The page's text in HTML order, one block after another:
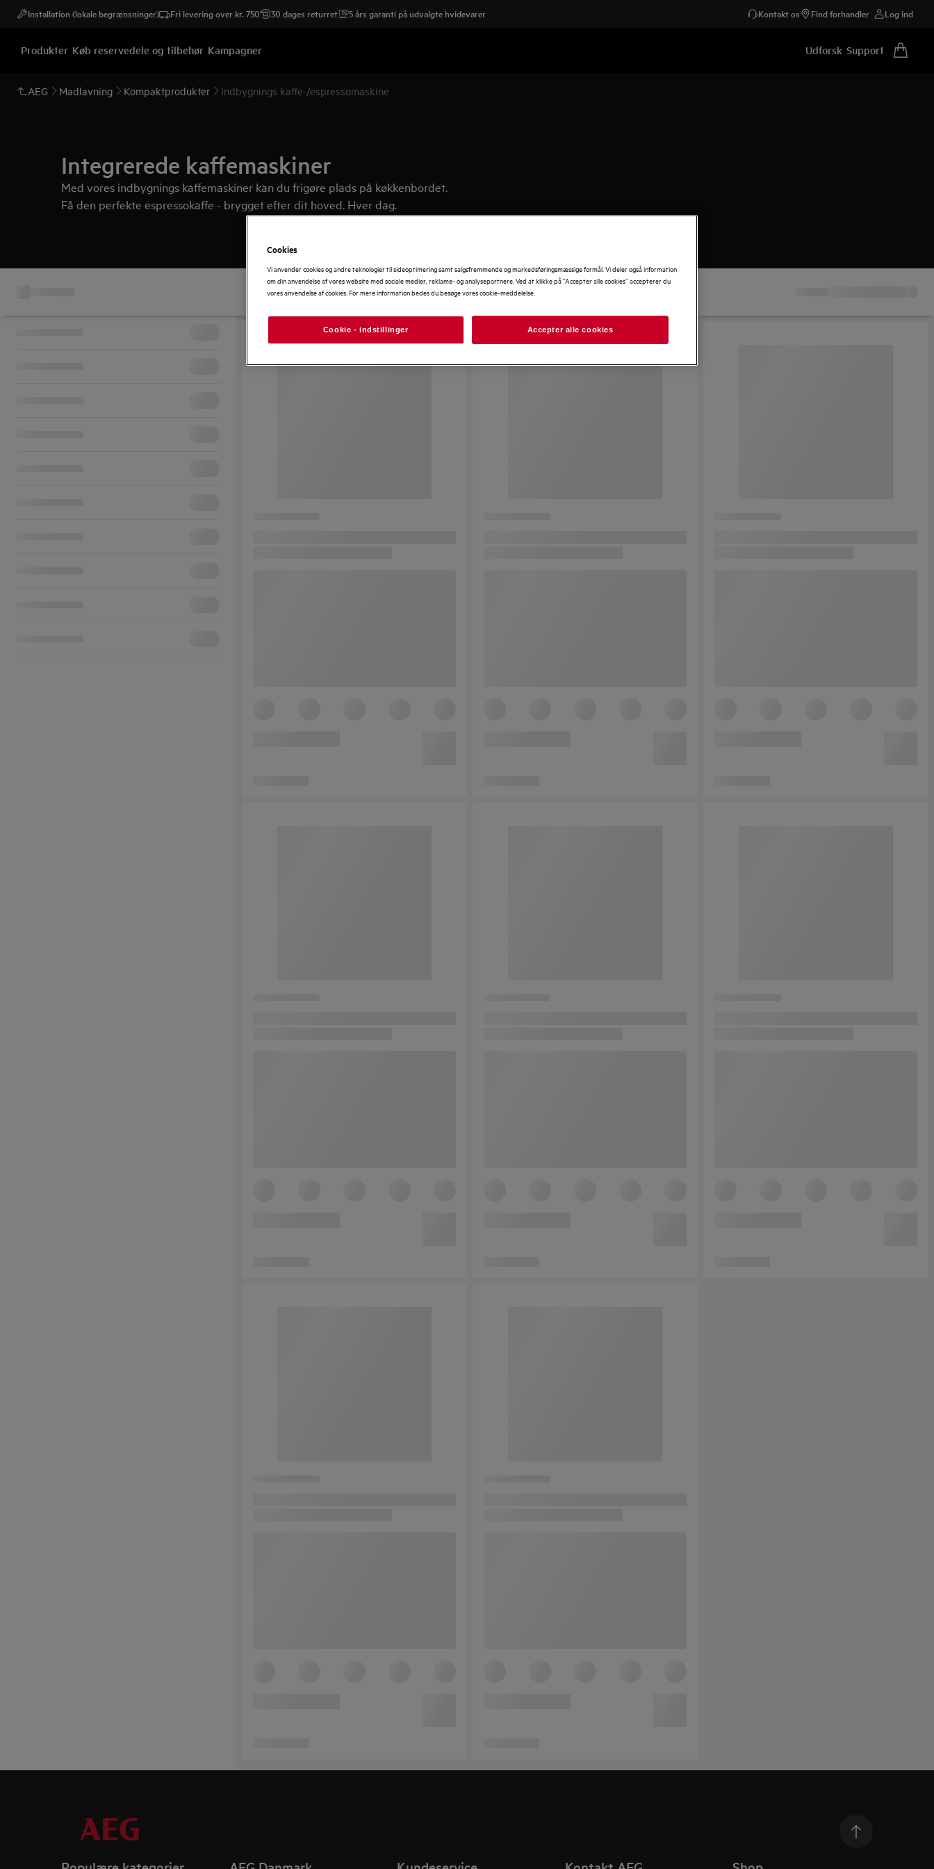
Installation (lokale begrænsninger) Fri levering over kr. 750 30 dages returret 5 års garanti på udvalgte hvidevarer Kontakt os Find forhandler Log ind
Produkter Køb reservedele og tilbehør Kampagner Udforsk Support
AEG Madlavning Kompaktprodukter Indbygnings kaffe-/espressomaskine
Integrerede kaffemaskiner
Med vores indbygnings kaffemaskiner kan du frigøre plads på køkkenbordet.
Få den perfekte espressokaffe - brygget efter dit hoved. Hver dag.
Cookies
Vi anvender cookies og andre teknologier til sideoptimering samt salgsfremmende og markedsføringsmæssige formål. Vi deler også information
om din anvendelse af vores website med sociale medier, reklame- og analysepartnere. Ved at klikke på “Accepter alle cookies” accepterer du
vores anvendelse af cookies. For mere information bedes du besøge vores cookie-meddelelse.
Cookie - indstillinger Accepter alle cookies